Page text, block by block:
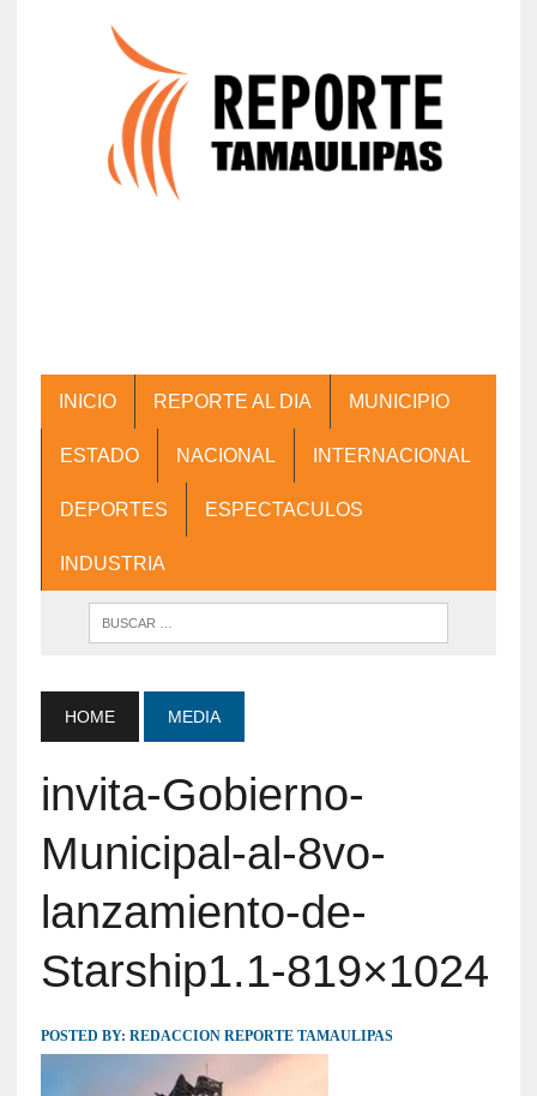
INICIO REPORTE AL DIA MUNICIPIO
ESTADO NACIONAL INTERNACIONAL
DEPORTES ESPECTACULOS
INDUSTRIA
HOME MEDIA
invita-Gobierno-
Municipal-al-8vo-
lanzamiento-de-
Starship1.1-819×1024
POSTED BY: REDACCION REPORTE TAMAULIPAS